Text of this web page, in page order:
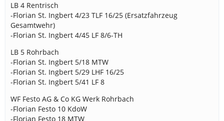
LB 4 Rentrisch
-Florian St. Ingbert 4/23 TLF 16/25 (Ersatzfahrzeug
Gesamtwehr)
-Florian St. Ingbert 4/45 LF 8/6-TH
LB 5 Rohrbach
-Florian St. Ingbert 5/18 MTW
-Florian St. Ingbert 5/29 LHF 16/25
-Florian St. Ingbert 5/41 LF 8
WF Festo AG & Co KG Werk Rohrbach
-Florian Festo 10 KdoW
-Florian Festo 18 MTW